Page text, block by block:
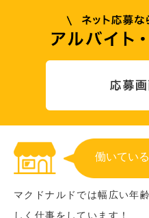
働いてい
マクドナルドでは幅広い年
しく仕事をしています！